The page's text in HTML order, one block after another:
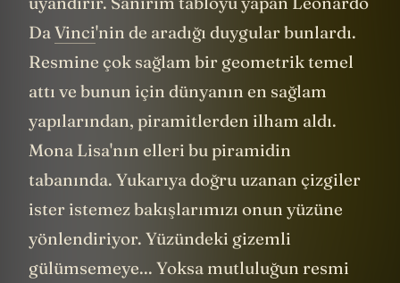
DaVinci'nin de aradığı duygular bunlardı.
Resmine çok sağlam bir geometrik temel
attı ve bunun için dünyanın en sağlam
yapılarından, piramitlerden ilham aldı.
Mona Lisa'nın elleri bu piramidin
tabanında. Yukarıya doğru uzanan çizgiler
ister istemez bakışlarımızı onun yüzüne
yönlendiriyor. Yüzündeki gizemli
gülümsemeye... Yoksa mutluluğun resmi